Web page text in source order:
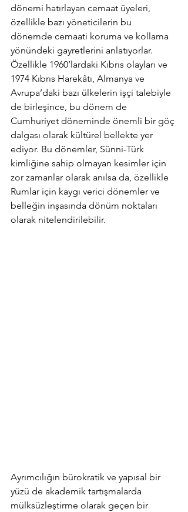
dönemi hatırlayan cemaat üyeleri,
özellikle bazı yöneticilerin bu
dönemde cemaati koruma ve kollama
yönündeki gayretlerini anlatıyorlar.
Özellikle 1960’lardaki Kıbrıs olayları ve
1974 Kıbrıs Harekâtı, Almanya ve
Avrupa’daki bazı ülkelerin işçi talebiyle
de birleşince, bu dönem de
Cumhuriyet döneminde önemli bir göç
dalgası olarak kültürel bellekte yer
ediyor. Bu dönemler, Sünni-Türk
kimliğine sahip olmayan kesimler için
zor zamanlar olarak anılsa da, özellikle
Rumlar için kaygı verici dönemler ve
belleğin inşasında dönüm noktaları
olarak nitelendirilebilir.
Ayrımcılığın bürokratik ve yapısal bir
yüzü de akademik tartışmalarda
mülksüzleştirme olarak geçen bir